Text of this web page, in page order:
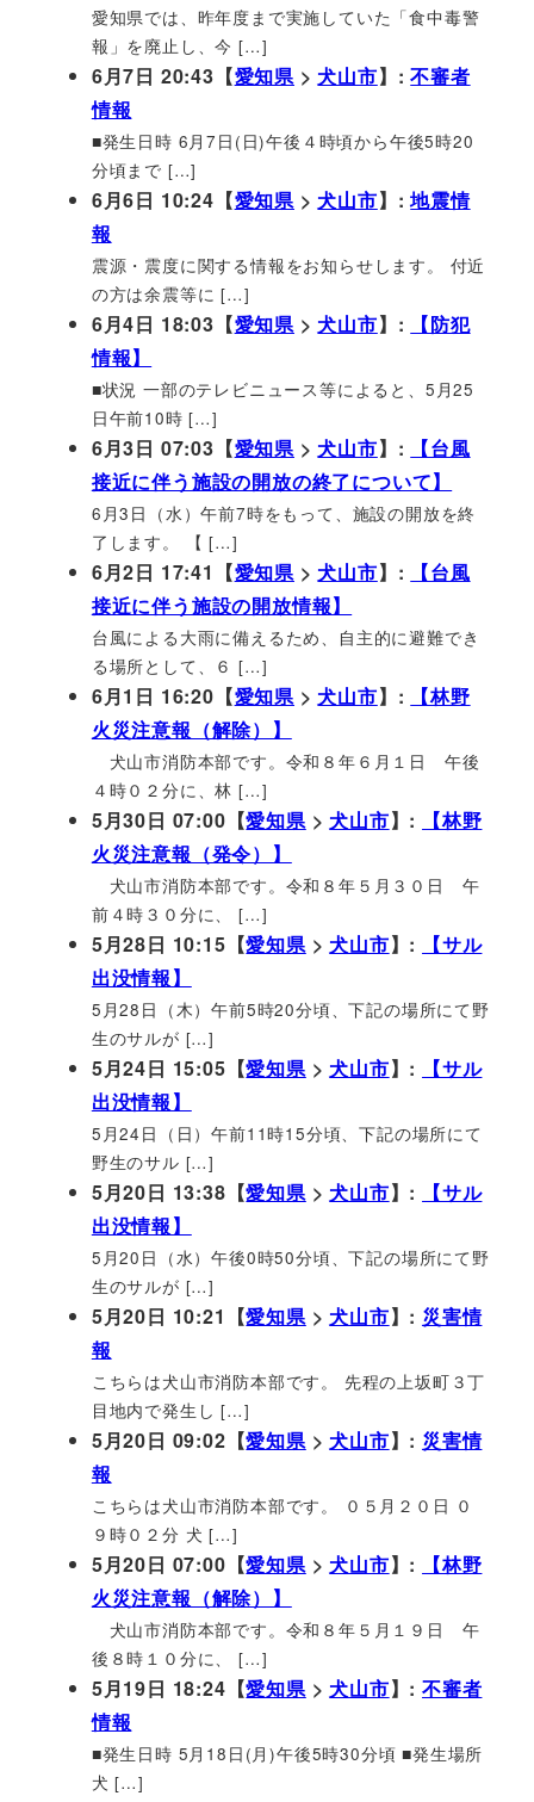
愛知県では、昨年度まで実施していた「食中毒警
報」を廃止し、今 […]
6月7日 20:43【愛知県 > 犬山市】:不審者
情報
■発生日時 6月7日(日)午後４時頃から午後5時20
分頃まで […]
6月6日 10:24【愛知県 > 犬山市】:地震情
報
震源・震度に関する情報をお知らせします。 付近
の方は余震等に […]
6月4日 18:03【愛知県 > 犬山市】:
【防犯
情報】
■状況 一部のテレビニュース等によると、5月25
日午前10時 […]
6月3日 07:03【愛知県 > 犬山市】:
【台風
接近に伴う施設の開放の終了について】
6月3日（水）午前7時をもって、施設の開放を終
了します。 【 […]
6月2日 17:41【愛知県 > 犬山市】:
【台風
接近に伴う施設の開放情報】
台風による大雨に備えるため、自主的に避難でき
る場所として、６ […]
6月1日 16:20【愛知県 > 犬山市】:
【林野
火災注意報（解除）】
犬山市消防本部です。令和８年６月１日 午後
４時０２分に、林 […]
5月30日 07:00【愛知県 > 犬山市】:
【林野
火災注意報（発令）】
犬山市消防本部です。令和８年５月３０日 午
前４時３０分に、 […]
5月28日 10:15【愛知県 > 犬山市】:
【サル
出没情報】
5月28日（木）午前5時20分頃、下記の場所にて野
生のサルが […]
5月24日 15:05【愛知県 > 犬山市】:
【サル
出没情報】
5月24日（日）午前11時15分頃、下記の場所にて
野生のサル […]
5月20日 13:38【愛知県 > 犬山市】:
【サル
出没情報】
5月20日（水）午後0時50分頃、下記の場所にて野
生のサルが […]
5月20日 10:21【愛知県 > 犬山市】: 災害情
報
こちらは犬山市消防本部です。 先程の上坂町３丁
目地内で発生し […]
5月20日 09:02【愛知県 > 犬山市】: 災害情
報
こちらは犬山市消防本部です。 ０５月２０日 ０
９時０２分 犬 […]
5月20日 07:00【愛知県 > 犬山市】:
【林野
火災注意報（解除）】
犬山市消防本部です。令和８年５月１９日 午
後８時１０分に、 […]
5月19日 18:24【愛知県 > 犬山市】:不審者
情報
■発生日時 5月18日(月)午後5時30分頃 ■発生場所
犬 […]